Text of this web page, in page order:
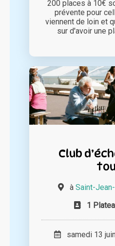
200 places à 10€
prévente pour
viennent de loin et
sur d'avoir une
Club
à Saint-
1
samedi 13